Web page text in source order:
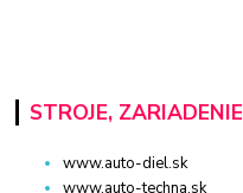
STROJE, ZARIADENIE
www.auto-diel.sk
www.auto-techna.sk